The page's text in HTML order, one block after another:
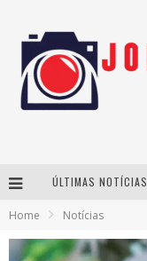
ÚLTIMAS NOTÍCIAS
Home Notícias